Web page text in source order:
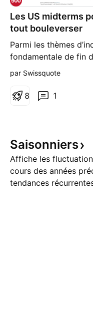
Les US midterms
tout bouleverser
Parmi les thèmes
fondamentale de fin
le marché actions se
monétaire à venir de
résultats des
tendance du secteur
par Swissquote
1
8
Saisonniers
Affiche les
cours des années
tendances